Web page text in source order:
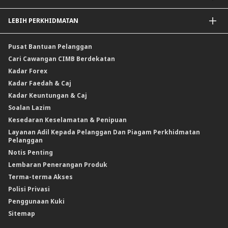
Kadar Keuntungan
Penyelesaian Perlindungan Nilai Komoditi
Insurans Am / Takaful
LEBIH PERKHIDMATAN
Pusat Bantuan Pelanggan
Cari Cawangan CIMB Berdekatan
Kadar Forex
Kadar Faedah & Caj
Kadar Keuntungan & Caj
Soalan Lazim
Kesedaran Keselamatan & Penipuan
Layanan Adil Kepada Pelanggan Dan Piagam Perkhidmatan
Pelanggan
Notis Penting
Lembaran Penerangan Produk
Terma-terma Akses
Polisi Privasi
Penggunaan Kuki
Sitemap